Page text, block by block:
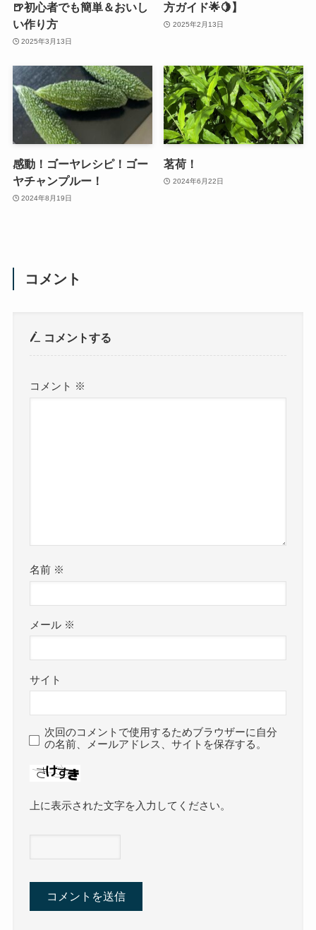
🍺初心者でも簡単＆おいし
い作り方
2025年3月13日
方ガイド🌟🍋】
2025年2月13日
感動！ゴーヤレシピ！ゴー
ヤチャンプルー！
2024年8月19日
茗荷！
2024年6月22日
コメント
コメントする
コメント ※
名前 ※
メール ※
サイト
次回のコメントで使用するためブラウザーに自分
の名前、メールアドレス、サイトを保存する。
上に表示された文字を入力してください。